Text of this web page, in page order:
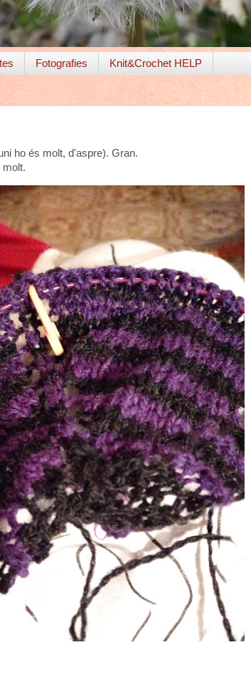
Fotografies Knit&Crochet HELP
ho és molt, d'aspre). Gran.
molt.